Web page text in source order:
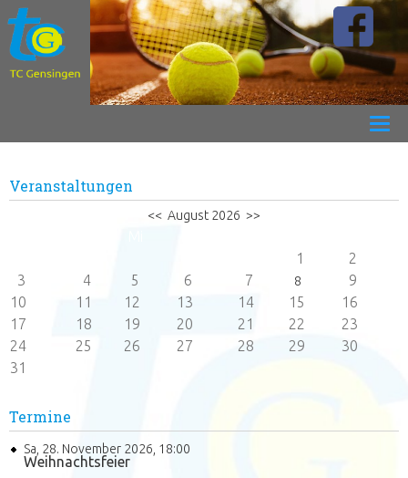
Veranstaltungen
<< August 2026 >>
1
2
3
4 5 6 7 8
9
10
11 12 13 14 15
16
17
18 19 20 21 22
23
24
25 26 27 28 29
30
31
Termine
Sa, 28. November 2026 18:00
Weihnachtsfeier